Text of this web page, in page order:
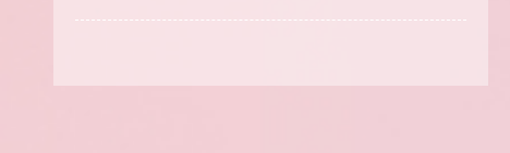
Hirtenkäse